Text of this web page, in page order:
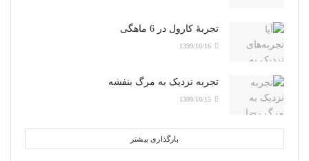
تجربۀ کارول در 6 ماهگی
تجربه نزدیک به مرگ بنفشه
بارگذاری بیشتر